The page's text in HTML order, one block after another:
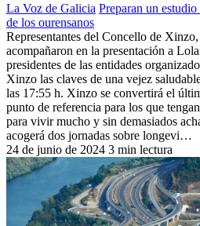
La Voz de Galicia Preparan un
de los ourensanos
Representantes del Concello de
acompañaron en la presentación a
presidentes de las entidades
Xinzo las claves de una vejez
las 17:55 h. Xinzo se convertirá el
punto de referencia para los que
para vivir mucho y sin demasiados
acogerá dos jornadas sobre longevi…
24 de junio de 2024 3 min lectura